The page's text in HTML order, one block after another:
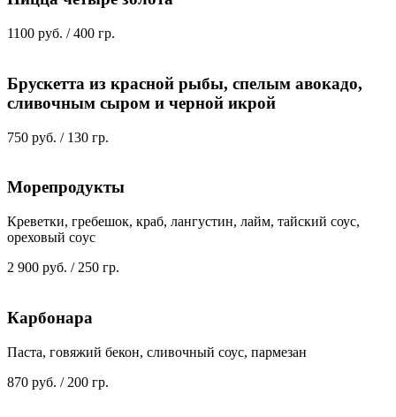
1100 руб. / 400 гр.
Брускетта из красной рыбы, спелым авокадо,
сливочным сыром и черной икрой
750 руб. / 130 гр.
Морепродукты
Креветки, гребешок, краб, лангустин, лайм, тайский соус,
ореховый coyc
2 900 руб. / 250 гр.
Карбонара
Паста, говяжий бекон, сливочный соус, пармезан
870 руб. / 200 гр.